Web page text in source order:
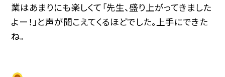
業はあまりにも楽しくて「先生、盛り上がってきました
よー！」と声が聞こえてくるほどでした。上手にできた
ね。